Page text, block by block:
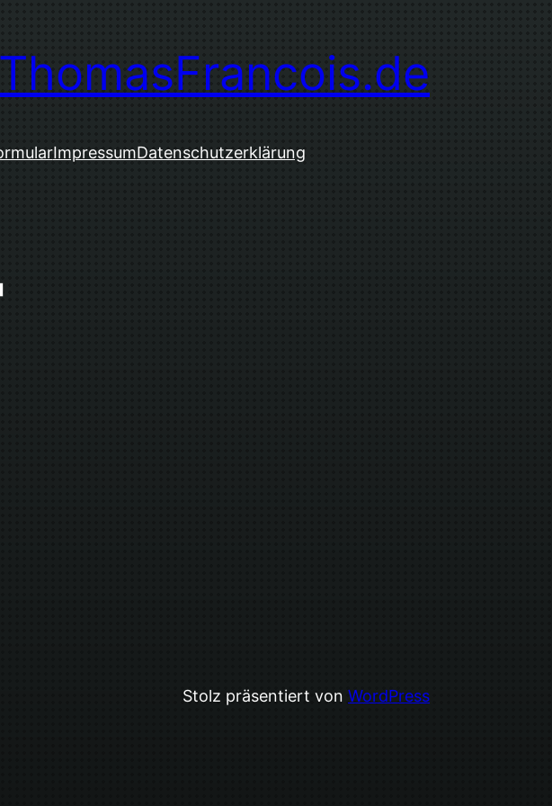
ThomasFrancois.de
ImpressumDatenschutzerklärung
Stolz präsentiert von WordPress